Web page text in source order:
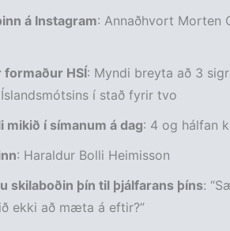
á Instagram: Annaðhvort Morten
HSÍ: Myndi breyta að 3
í stað fyrir tvo
mikið í símanum á dag: 4 og hálfan
: Haraldur Bolli Heimisson
skilaboðin þín til þjálfarans þíns:
ekki að mæta á eftir?”